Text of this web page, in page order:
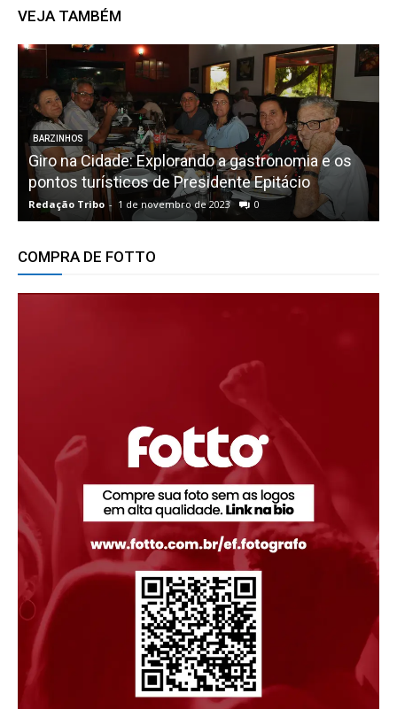
VEJA TAMBÉM
BARZINHOS
Giro na Cidade: Explorando a gastronomia e os
pontos turísticos de Presidente Epitácio
Redação Tribo - 1 de novembro de 2023 0
COMPRA DE FOTTO